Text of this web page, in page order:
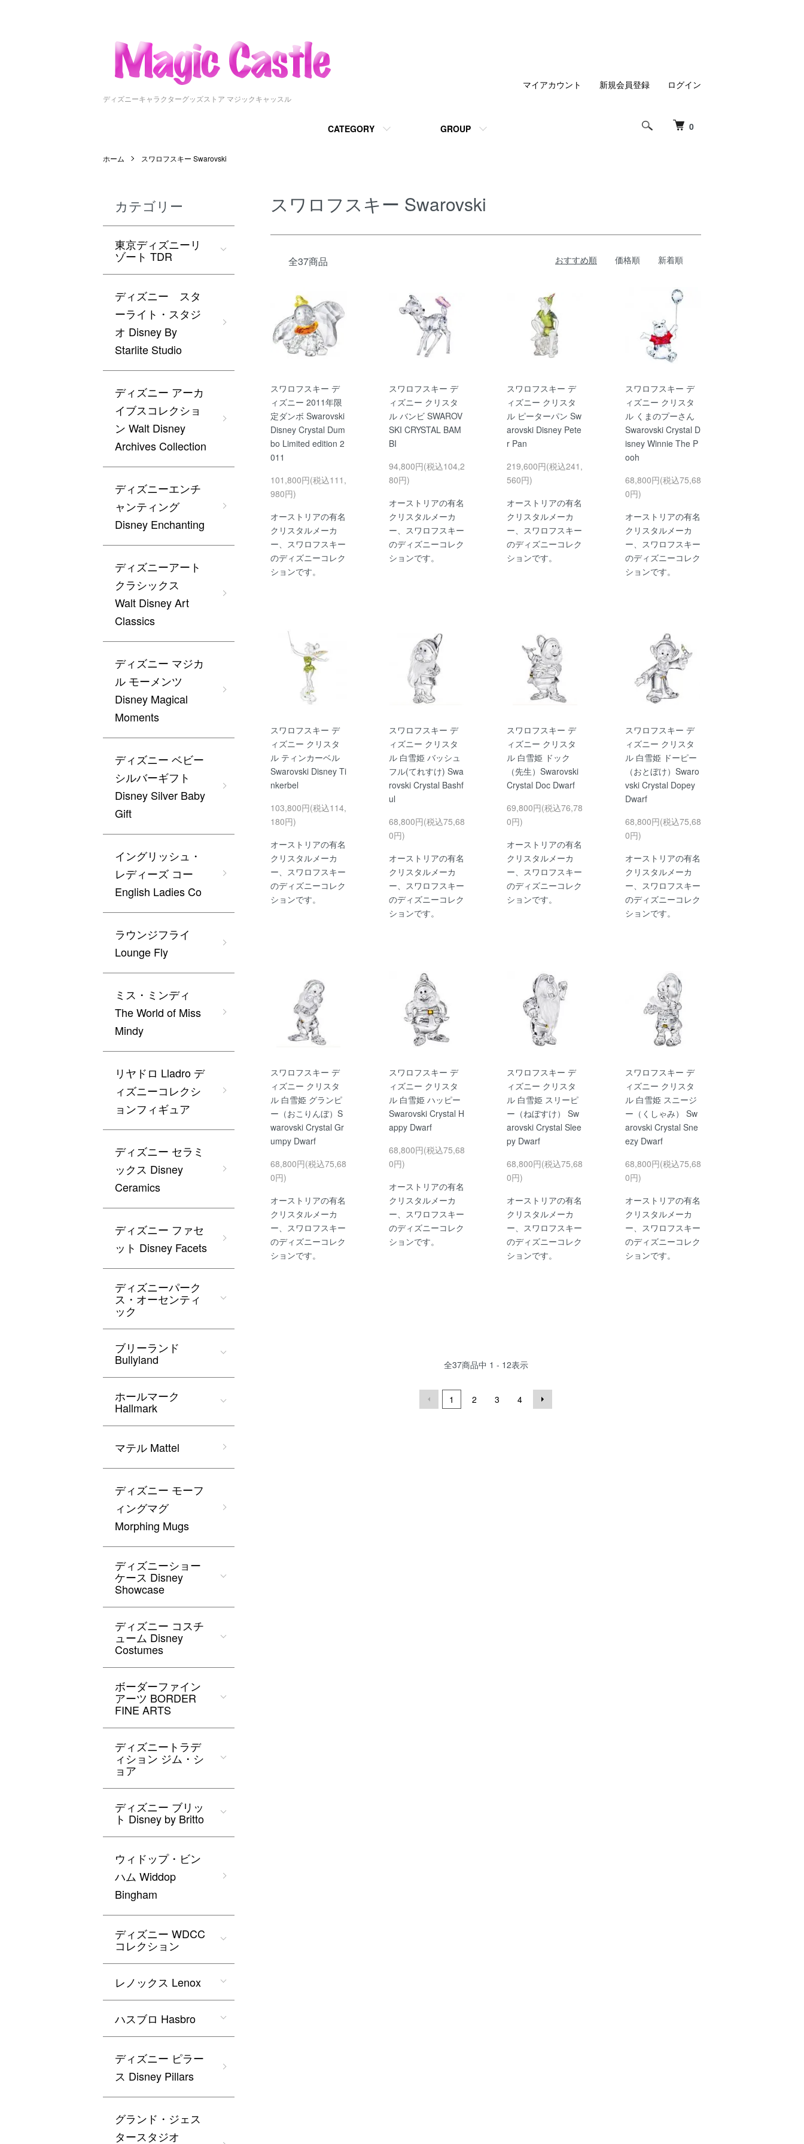
ディズニーキャラクターグッズストア マジックキャッスル
0
CATEGORY GROUP
マイアカウント 新規会員登録 ログイン
ホーム スワロフスキー Swarovski
スワロフスキー Swarovski
全37商品 おすすめ順 価格順 新着順
スワロフスキー デ
ィズニー 2011年限
定ダンボ Swarovski
Disney Crystal Dum
bo Limited edition 2
011
101,800円(税込111,
980円)
オーストリアの有名
クリスタルメーカ
ー、スワロフスキー
のディズニーコレク
ションです。
スワロフスキー デ
ィズニー クリスタ
ル バンビ SWAROV
SKI CRYSTAL BAM
BI
94,800円(税込104,2
80円)
オーストリアの有名
クリスタルメーカ
ー、スワロフスキー
のディズニーコレク
ションです。
スワロフスキー デ
ィズニー クリスタ
ル ピーターパン Sw
arovski Disney Pete
r Pan
219,600円(税込241,
560円)
オーストリアの有名
クリスタルメーカ
ー、スワロフスキー
のディズニーコレク
ションです。
スワロフスキー デ
ィズニー クリスタ
ル くまのプーさん
Swarovski Crystal D
isney Winnie The P
ooh
68,800円(税込75,68
0円)
オーストリアの有名
クリスタルメーカ
ー、スワロフスキー
のディズニーコレク
ションです。
スワロフスキー デ
ィズニー クリスタ
ル ティンカーベル
Swarovski Disney Ti
nkerbel
103,800円(税込114,
180円)
オーストリアの有名
クリスタルメーカ
ー、スワロフスキー
のディズニーコレク
ションです。
スワロフスキー デ
ィズニー クリスタ
ル 白雪姫 バッシュ
フル(てれすけ) Swa
rovski Crystal Bashf
ul
68,800円(税込75,68
0円)
オーストリアの有名
クリスタルメーカ
ー、スワロフスキー
のディズニーコレク
ションです。
スワロフスキー デ
ィズニー クリスタ
ル 白雪姫 ドック
（先生）Swarovski
Crystal Doc Dwarf
69,800円(税込76,78
0円)
オーストリアの有名
クリスタルメーカ
ー、スワロフスキー
のディズニーコレク
ションです。
スワロフスキー デ
ィズニー クリスタ
ル 白雪姫 ドーピー
（おとぼけ）Swaro
vski Crystal Dopey
Dwarf
68,800円(税込75,68
0円)
オーストリアの有名
クリスタルメーカ
ー、スワロフスキー
のディズニーコレク
ションです。
スワロフスキー デ
ィズニー クリスタ
ル 白雪姫 グランピ
ー（おこりんぼ）S
warovski Crystal Gr
umpy Dwarf
68,800円(税込75,68
0円)
オーストリアの有名
クリスタルメーカ
ー、スワロフスキー
のディズニーコレク
ションです。
スワロフスキー デ
ィズニー クリスタ
ル 白雪姫 ハッピー
Swarovski Crystal H
appy Dwarf
68,800円(税込75,68
0円)
オーストリアの有名
クリスタルメーカ
ー、スワロフスキー
のディズニーコレク
ションです。
スワロフスキー デ
ィズニー クリスタ
ル 白雪姫 スリーピ
ー（ねぼすけ） Sw
arovski Crystal Slee
py Dwarf
68,800円(税込75,68
0円)
オーストリアの有名
クリスタルメーカ
ー、スワロフスキー
のディズニーコレク
ションです。
スワロフスキー デ
ィズニー クリスタ
ル 白雪姫 スニージ
ー（くしゃみ） Sw
arovski Crystal Sne
ezy Dwarf
68,800円(税込75,68
0円)
オーストリアの有名
クリスタルメーカ
ー、スワロフスキー
のディズニーコレク
ションです。
全37商品中 1 - 12表示
1 2 3 4
カテゴリー
東京ディズニーリ
ゾート TDR
ディズニー スタ
ーライト・スタジ
オ Disney By
Starlite Studio
ディズニー アーカ
イブスコレクショ
ン Walt Disney
Archives Collection
ディズニーエンチ
ャンティング
Disney Enchanting
ディズニーアート
クラシックス
Walt Disney Art
Classics
ディズニー マジカ
ル モーメンツ
Disney Magical
Moments
ディズニー ベビー
シルバーギフト
Disney Silver Baby
Gift
イングリッシュ・
レディーズ コー
English Ladies Co
ラウンジフライ
Lounge Fly
ミス・ミンディ
The World of Miss
Mindy
リヤドロ Lladro デ
ィズニーコレクシ
ョンフィギュア
ディズニー セラミ
ックス Disney
Ceramics
ディズニー ファセ
ット Disney Facets
ディズニーパーク
ス・オーセンティ
ック
ブリーランド
Bullyland
ホールマーク
Hallmark
マテル Mattel
ディズニー モーフ
ィングマグ
Morphing Mugs
ディズニーショー
ケース Disney
Showcase
ディズニー コスチ
ューム Disney
Costumes
ボーダーファイン
アーツ BORDER
FINE ARTS
ディズニートラデ
ィション ジム・シ
ョア
ディズニー ブリッ
ト Disney by Britto
ウィドップ・ビン
ハム Widdop
Bingham
ディズニー WDCC
コレクション
レノックス Lenox
ハスブロ Hasbro
ディズニー ピラー
ス Disney Pillars
グランド・ジェス
タースタジオ